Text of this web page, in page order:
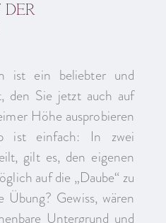
der
ist ein beliebter und
den Sie jetzt auch auf
Höhe ausprobieren
ist einfach: In zwei
gilt es, den eigenen
auf die „Daube“ zu
Gewiss, wären
Untergrund und